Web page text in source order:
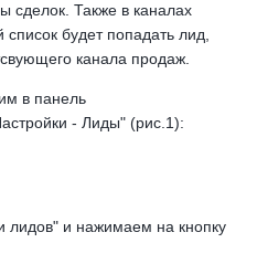
сделок. Также в каналах
будет попадать лид,
канала продаж.
в панель
- Лиды" (рис.1):
лидов" и нажимаем на кнопку